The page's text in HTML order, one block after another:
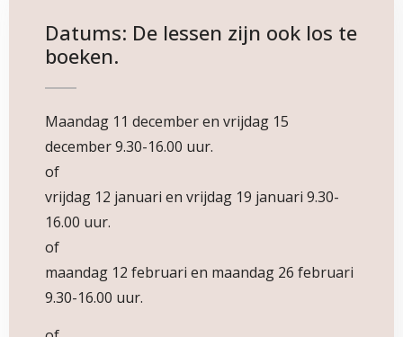
Datums: De lessen zijn ook los te
boeken.
Maandag 11 december en vrijdag 15
december 9.30-16.00 uur.
of
vrijdag 12 januari en vrijdag 19 januari 9.30-
16.00 uur.
of
maandag 12 februari en maandag 26 februari
9.30-16.00 uur.